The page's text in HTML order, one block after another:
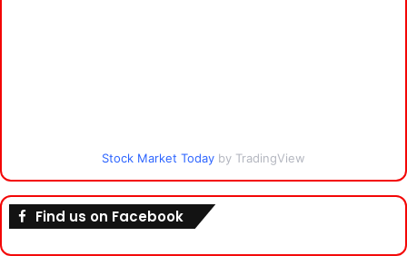
Stock Market Today by TradingView
Find us on Facebook